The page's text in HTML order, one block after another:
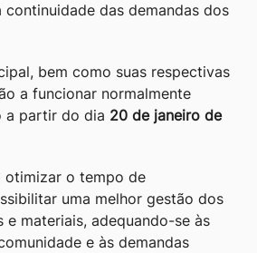
das demandas dos
bem como suas respectivas
a funcionar normalmente
a partir do dia 20 de janeiro de
otimizar o tempo de
uma melhor gestão dos
e materiais, adequando-se às
e às demandas